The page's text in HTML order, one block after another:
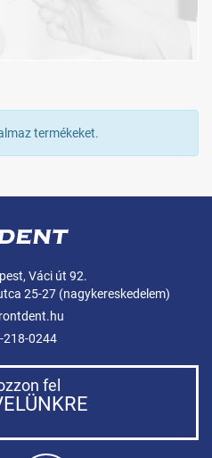
termékeket.
Váci út 92.
25-27 (nagykereskedelem)
218-0244
fel